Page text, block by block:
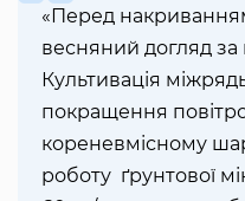
«Перед
весняний догляд
Культивація
покращення
кореневмісному
роботу ґрунтової